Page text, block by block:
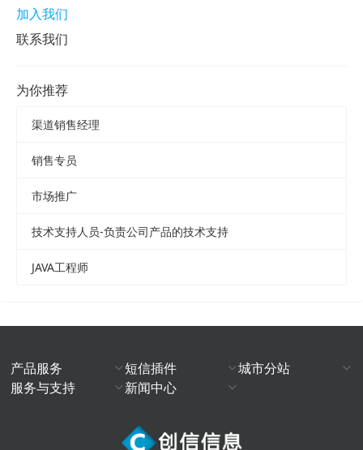
加入我们
联系我们
为你推荐
渠道销售经理
销售专员
市场推广
技术支持人员-负责公司产品的技术支持
JAVA工程师
产品服务 短信插件
城市分站
服务与支持
新闻中心